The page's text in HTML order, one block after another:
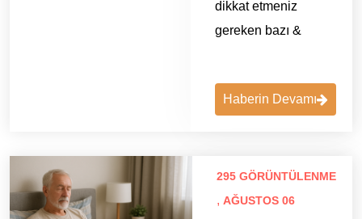
dikkat etmeniz
gereken bazı &
Haberin Devamı
295 GÖRÜNTÜLENME
, AĞUSTOS 06